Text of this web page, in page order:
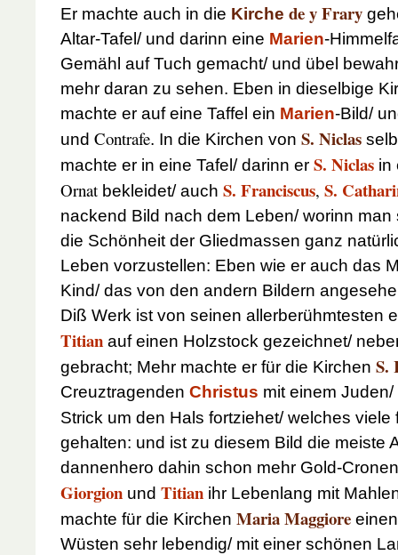
Er machte auch in die Kirche de y Frary
Altar-Tafel/ und darinn eine Marien-
Gemähl auf Tuch gemacht/ und übel
mehr daran zu sehen. Eben in dieselbige
machte er auf eine Taffel ein Marien-Bild/
und Contrafe. In die Kirchen von S. Niclas
machte er in eine Tafel/ darinn er S. Niclas in
Ornat bekleidet/ auch S. Franciscus, S.
nackend Bild nach dem Leben/ worinn man
die Schönheit der Gliedmassen ganz
Leben vorzustellen: Eben wie er auch das
Kind/ das von den andern Bildern
Diß Werk ist von seinen allerberühmtesten
Titian auf einen Holzstock gezeichnet/
gebracht; Mehr machte er für die Kirchen S.
Creuztragenden Christus mit einem
Strick um den Hals fortziehet/ welches viele
gehalten: und ist zu diesem Bild die meiste
dannenhero dahin schon mehr Gold-
Giorgion und Titian ihr Lebenlang mit
machte für die Kirchen Maria Maggiore
Wüsten sehr lebendig/ mit einer schönen